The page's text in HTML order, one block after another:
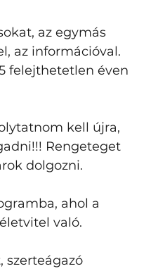
az egymás
az információval.
felejthetetlen éven
kell újra,
Rengeteget
dolgozni.
ahol a
való.
szerteágazó